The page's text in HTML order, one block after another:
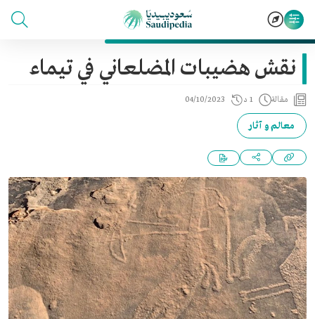
نقش هضيبات المضلعاني في تيماء
مقالة 1 د 04/10/2023
معالم و آثار